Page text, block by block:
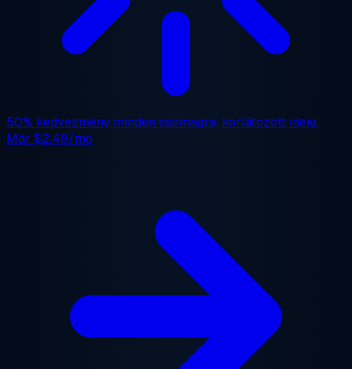
50% kedvezmény minden csomagra, korlátozott ideig.
Már $2.48/mo